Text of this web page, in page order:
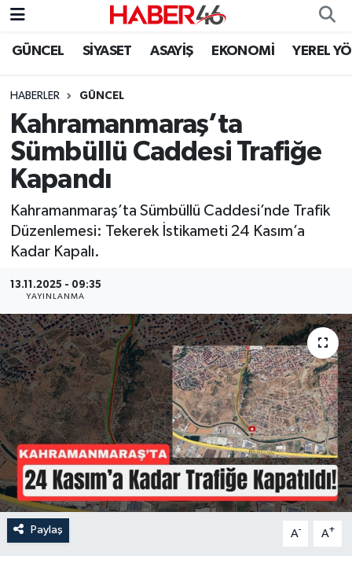
GÜNCEL SİYASET ASAYİŞ EKONOMİ YEREL
HABERLER GÜNCEL
Kahramanmaraş’ta
Sümbüllü Caddesi Trafiğe
Kapandı
Kahramanmaraş’ta Sümbüllü Caddesi’nde Trafik
Düzenlemesi: Tekerek İstikameti 24 Kasım’a
Kadar Kapalı.
13.11.2025 - 09:35
YAYINLANMA
Paylaş A- A+
GÜNCEL
SİYASET
EKONOMİ
SPOR
YAŞAM
TEKNOLOJİ
SAĞLIK
EĞİTİM
İLÇE HABERLERİ
KÜLTÜR-SANAT
KSÜ
DÜNYA
ROPORTAJ
Nöbetçi Eczaneler
Hava Durumu
Kahramanmaraş Namaz Vakitleri
Trafik Durumu
Süper Lig Puan Durumu ve Fikstür
Tüm Manşetler
Son Dakika Haberleri
Haber Arşivi